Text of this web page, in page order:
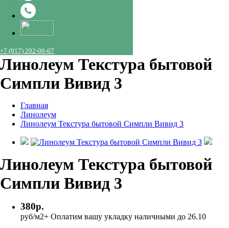
+7 (917) 292-00-67
Линолеум Текстура бытовой
Симпли Вивид 3
Главная
Линолеум
Линолеум Текстура бытовой Симпли Вивид 3
Линолеум Текстура бытовой
Симпли Вивид 3
380р.
руб/м2+ Оплатим вашу укладку наличными до 26.10